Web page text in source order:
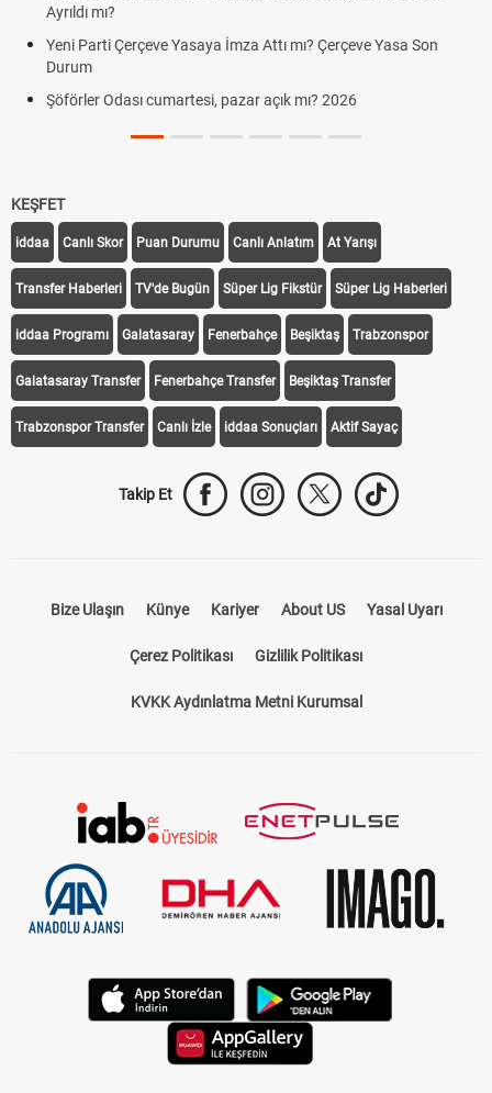
Ayrıldı mı?
Yeni Parti Çerçeve Yasaya İmza Attı mı? Çerçeve Yasa Son
Durum
Şöförler Odası cumartesi, pazar açık mı? 2026
KEŞFET
iddaa Canlı Skor Puan Durumu Canlı Anlatım At Yarışı
Transfer Haberleri TV'de Bugün Süper Lig Fikstür Süper Lig Haberleri
iddaa Programı Galatasaray Fenerbahçe Beşiktaş Trabzonspor
Galatasaray Transfer Fenerbahçe Transfer Beşiktaş Transfer
Trabzonspor Transfer Canlı İzle iddaa Sonuçları Aktif Sayaç
Takip Et
Bize Ulaşın Künye Kariyer About US Yasal Uyarı
Çerez Politikası Gizlilik Politikası
KVKK Aydınlatma Metni Kurumsal